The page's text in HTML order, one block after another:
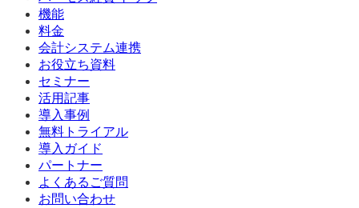
機能
料金
会計システム連携
お役立ち資料
セミナー
活用記事
導入事例
無料トライアル
導入ガイド
パートナー
よくあるご質問
お問い合わせ